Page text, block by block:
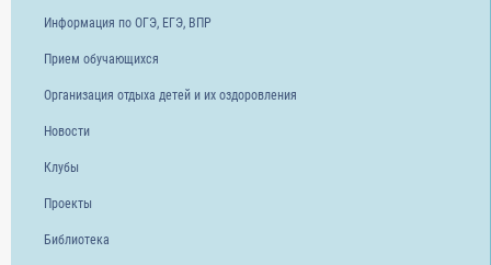
Информация по ОГЭ, ЕГЭ, ВПР
Прием обучающихся
Организация отдыха детей и их оздоровления
Новости
Клубы
Проекты
Библиотека